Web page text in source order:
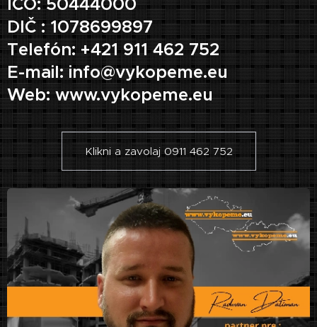
DIČ : 1078699897
Telefón: +421 911 462 752
E-mail: info@vykopeme.eu
Web: www.vykopeme.eu
Klikni a zavolaj 0911 462 752